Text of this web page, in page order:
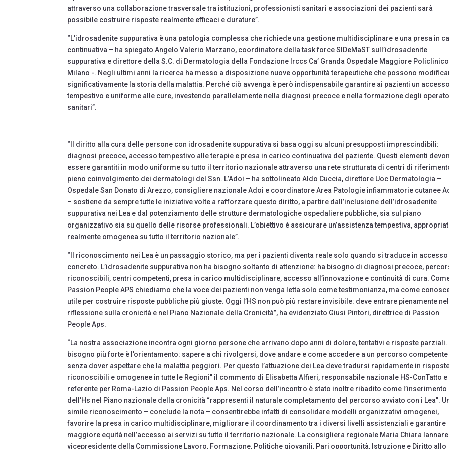
attraverso una collaborazione trasversale tra istituzioni, professionisti sanitari e associazioni dei pazienti sarà
possibile costruire risposte realmente efficaci e durature”.
“L’idrosadenite suppurativa è una patologia complessa che richiede una gestione multidisciplinare e una presa in
continuativa – ha spiegato Angelo Valerio Marzano, coordinatore della task force SIDeMaST sull’idrosadenite
suppurativa e direttore della S.C. di Dermatologia della Fondazione Irccs Ca’ Granda Ospedale Maggiore
Milano -. Negli ultimi anni la ricerca ha messo a disposizione nuove opportunità terapeutiche che possono
significativamente la storia della malattia. Perché ciò avvenga è però indispensabile garantire ai pazienti un accesso
tempestivo e uniforme alle cure, investendo parallelamente nella diagnosi precoce e nella formazione degli
sanitari”.
“Il diritto alla cura delle persone con idrosadenite suppurativa si basa oggi su alcuni presupposti imprescindibili:
diagnosi precoce, accesso tempestivo alle terapie e presa in carico continuativa del paziente. Questi elementi
essere garantiti in modo uniforme su tutto il territorio nazionale attraverso una rete strutturata di centri di
pieno coinvolgimento dei dermatologi del Ssn. L’Adoi – ha sottolineato Aldo Cuccia, direttore Uoc Dermatologia –
Ospedale San Donato di Arezzo, consigliere nazionale Adoi e coordinatore Area Patologie infiammatorie cutanee
– sostiene da sempre tutte le iniziative volte a rafforzare questo diritto, a partire dall’inclusione dell’idrosadenite
suppurativa nei Lea e dal potenziamento delle strutture dermatologiche ospedaliere pubbliche, sia sul piano
organizzativo sia su quello delle risorse professionali. L’obiettivo è assicurare un’assistenza tempestiva,
realmente omogenea su tutto il territorio nazionale”.
“Il riconoscimento nei Lea è un passaggio storico, ma per i pazienti diventa reale solo quando si traduce in accesso
concreto. L’idrosadenite suppurativa non ha bisogno soltanto di attenzione: ha bisogno di diagnosi precoce,
riconoscibili, centri competenti, presa in carico multidisciplinare, accesso all’innovazione e continuità di cura.
Passion People APS chiediamo che la voce dei pazienti non venga letta solo come testimonianza, ma come
utile per costruire risposte pubbliche più giuste. Oggi l’HS non può più restare invisibile: deve entrare pienamente
riflessione sulla cronicità e nel Piano Nazionale della Cronicità”, ha evidenziato Giusi Pintori, direttrice di Passion
People Aps.
“La nostra associazione incontra ogni giorno persone che arrivano dopo anni di dolore, tentativi e risposte parziali. Il
bisogno più forte è l’orientamento: sapere a chi rivolgersi, dove andare e come accedere a un percorso competente
senza dover aspettare che la malattia peggiori. Per questo l’attuazione dei Lea deve tradursi rapidamente in
riconoscibili e omogenee in tutte le Regioni” il commento di Elisabetta Alfieri, responsabile nazionale HS-ConTatto e
referente per Roma-Lazio di Passion People Aps. Nel corso dell’incontro è stato inoltre ribadito come l’inserimento
dell’Hs nel Piano nazionale della cronicità “rappresenti il naturale completamento del percorso avviato con i Lea”.
simile riconoscimento – conclude la nota – consentirebbe infatti di consolidare modelli organizzativi omogenei,
favorire la presa in carico multidisciplinare, migliorare il coordinamento tra i diversi livelli assistenziali e garantire
maggiore equità nell’accesso ai servizi su tutto il territorio nazionale. La consigliera regionale Maria Chiara
vicepresidente della Commissione Lavoro, Formazione, Politiche giovanili, Pari opportunità, Istruzione e Diritto allo